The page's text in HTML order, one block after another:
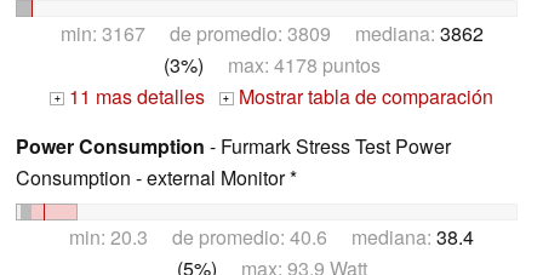
min: 3167 de promedio: 3809 mediana: 3862
(3%) max: 4178 puntos
+ 11 mas detalles + Mostrar tabla de comparación
Power Consumption - Furmark Stress Test Power
Consumption - external Monitor *
min: 20.3 de promedio: 40.6 mediana: 38.4
(5%) max: 93.9 Watt